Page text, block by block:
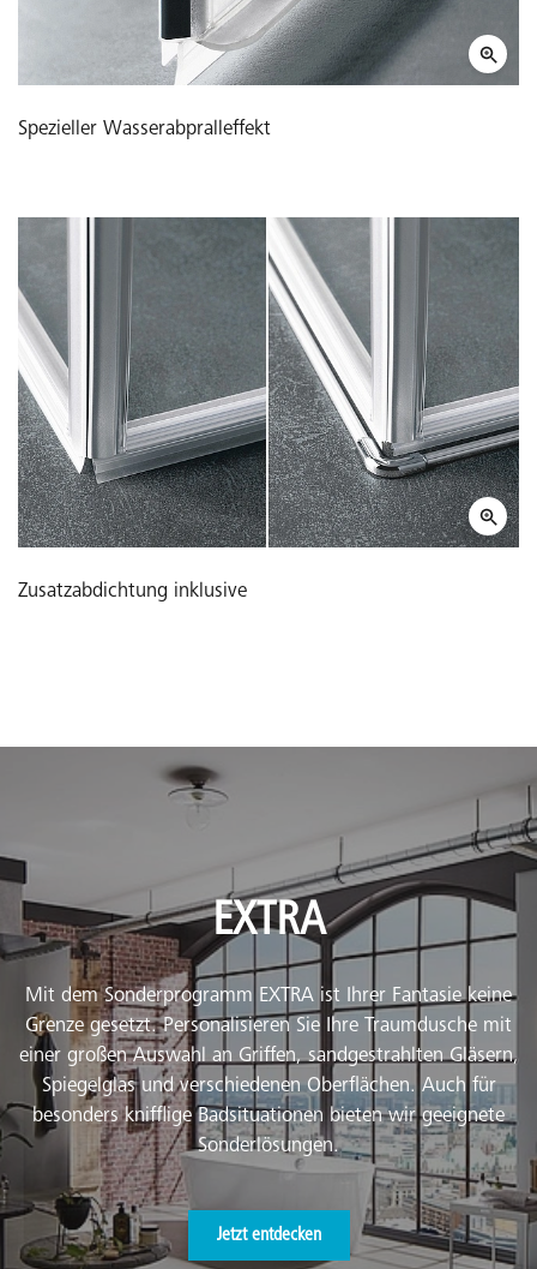
Spezieller Wasserabpralleffekt
Zusatzabdichtung inklusive
EXTRA
Mit dem Sonderprogramm EXTRA ist Ihrer Fantasie keine
Grenze gesetzt. Personalisieren Sie Ihre Traumdusche mit
einer großen Auswahl an Griffen, sandgestrahlten Gläsern,
Spiegelglas und verschiedenen Oberflächen. Auch für
besonders knifflige Badsituationen bieten wir geeignete
Sonderlösungen.
Jetzt entdecken